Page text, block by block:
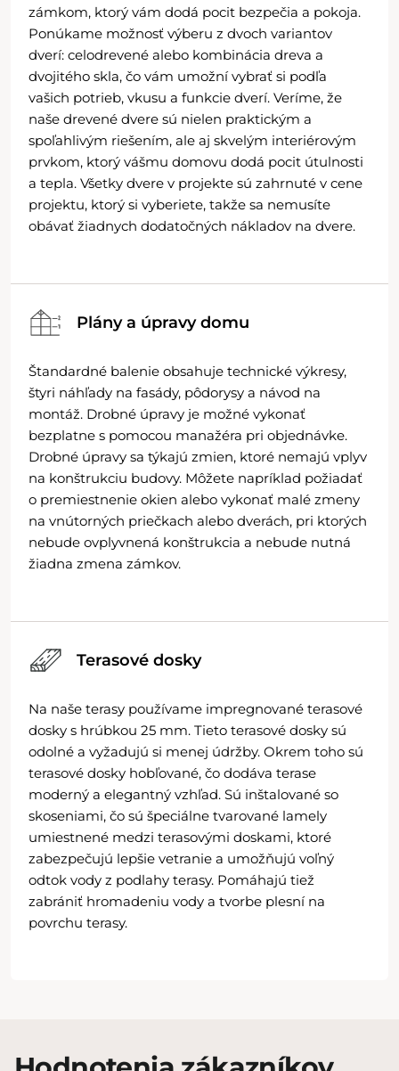
zámkom, ktorý vám dodá pocit bezpečia a pokoja.
Ponúkame možnosť výberu z dvoch variantov
dverí: celodrevené alebo kombinácia dreva a
dvojitého skla, čo vám umožní vybrať si podľa
vašich potrieb, vkusu a funkcie dverí. Veríme, že
naše drevené dvere sú nielen praktickým a
spoľahlivým riešením, ale aj skvelým interiérovým
prvkom, ktorý vášmu domovu dodá pocit útulnosti
a tepla. Všetky dvere v projekte sú zahrnuté v cene
projektu, ktorý si vyberiete, takže sa nemusíte
obávať žiadnych dodatočných nákladov na dvere.
Plány a úpravy domu
Štandardné balenie obsahuje technické výkresy,
štyri náhľady na fasády, pôdorysy a návod na
montáž. Drobné úpravy je možné vykonať
bezplatne s pomocou manažéra pri objednávke.
Drobné úpravy sa týkajú zmien, ktoré nemajú vplyv
na konštrukciu budovy. Môžete napríklad požiadať
o premiestnenie okien alebo vykonať malé zmeny
na vnútorných priečkach alebo dverách, pri ktorých
nebude ovplyvnená konštrukcia a nebude nutná
žiadna zmena zámkov.
Terasové dosky
Na naše terasy používame impregnované terasové
dosky s hrúbkou 25 mm. Tieto terasové dosky sú
odolné a vyžadujú si menej údržby. Okrem toho sú
terasové dosky hobľované, čo dodáva terase
moderný a elegantný vzhľad. Sú inštalované so
skoseniami, čo sú špeciálne tvarované lamely
umiestnené medzi terasovými doskami, ktoré
zabezpečujú lepšie vetranie a umožňujú voľný
odtok vody z podlahy terasy. Pomáhajú tiež
zabrániť hromadeniu vody a tvorbe plesní na
povrchu terasy.